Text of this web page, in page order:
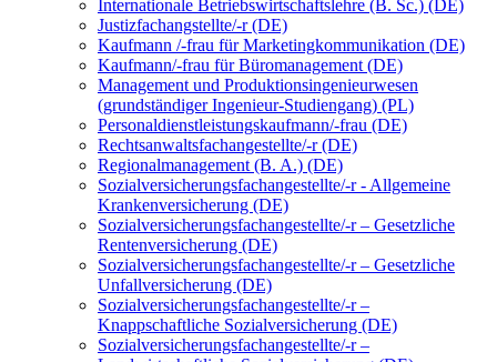
Internationale Betriebswirtschaftslehre (B. Sc.) (DE)
Justizfachangstellte/-r (DE)
Kaufmann /-frau für Marketingkommunikation (DE)
Kaufmann/-frau für Büromanagement (DE)
Management und Produktionsingenieurwesen
(grundständiger Ingenieur-Studiengang) (PL)
Personaldienstleistungskaufmann/-frau (DE)
Rechtsanwaltsfachangestellte/-r (DE)
Regionalmanagement (B. A.) (DE)
Sozialversicherungsfachangestellte/-r - Allgemeine
Krankenversicherung (DE)
Sozialversicherungsfachangestellte/-r – Gesetzliche
Rentenversicherung (DE)
Sozialversicherungsfachangestellte/-r – Gesetzliche
Unfallversicherung (DE)
Sozialversicherungsfachangestellte/-r –
Knappschaftliche Sozialversicherung (DE)
Sozialversicherungsfachangestellte/-r –